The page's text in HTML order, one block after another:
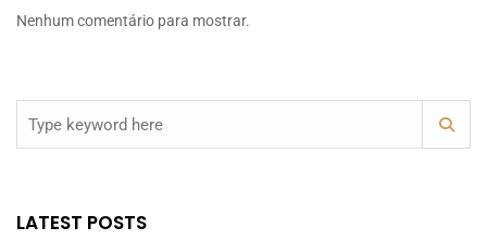
Nenhum comentário para mostrar.
LATEST POSTS